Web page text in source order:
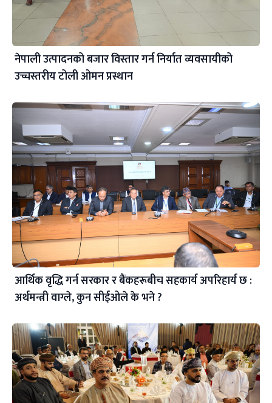
नेपाली उत्पादनको बजार विस्तार गर्न निर्यात व्यवसायीको
उच्चस्तरीय टोली ओमन प्रस्थान
आर्थिक वृद्धि गर्न सरकार र बैंकहरूबीच सहकार्य अपरिहार्य छ :
अर्थमन्त्री वाग्ले, कुन सीईओले के भने ?